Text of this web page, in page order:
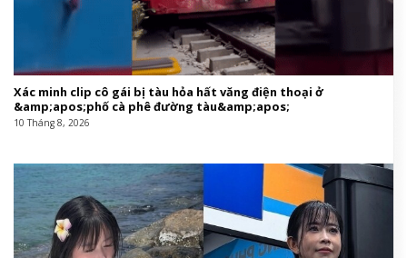
Xác minh clip cô gái bị tàu hỏa hất văng điện thoại ở
&amp;apos;phố cà phê đường tàu&amp;apos;
10 Tháng 8, 2026